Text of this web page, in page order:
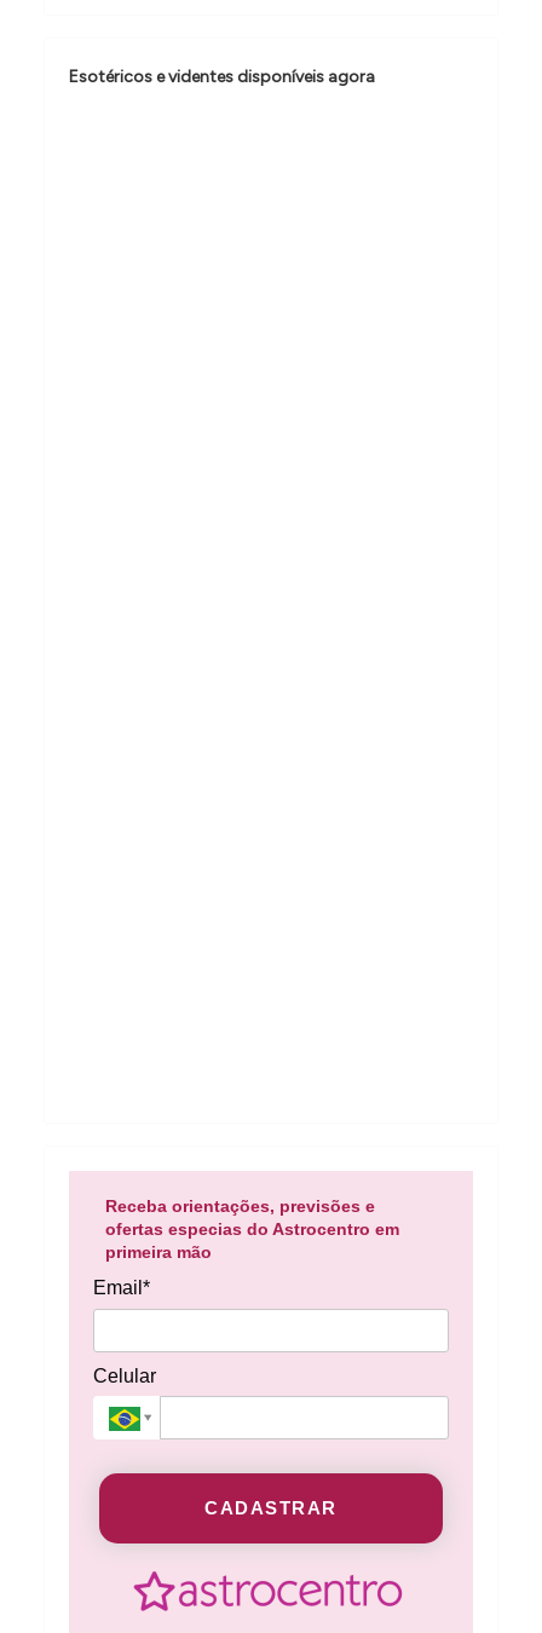
e
Esotéricos e videntes disponíveis agora
Receba orientações, previsões e
ofertas especias do Astrocentro em
primeira mão
Email*
Celular
CADASTRAR